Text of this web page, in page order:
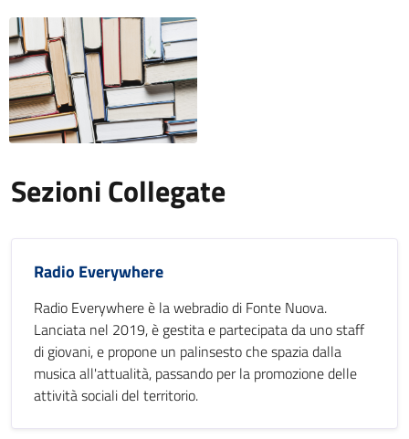
Sezioni Collegate
Radio Everywhere
Radio Everywhere è la webradio di Fonte Nuova.
Lanciata nel 2019, è gestita e partecipata da uno staff
di giovani, e propone un palinsesto che spazia dalla
musica all'attualità, passando per la promozione delle
attività sociali del territorio.